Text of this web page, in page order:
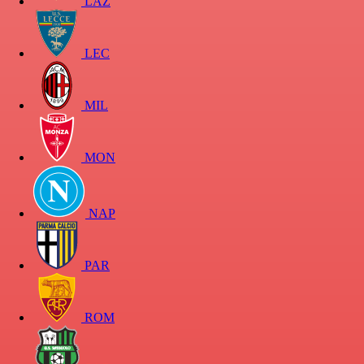
LEC
MIL
MON
NAP
PAR
ROM